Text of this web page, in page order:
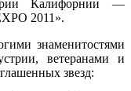
Калифорнии —
2011».
знаменитостями
ветеранами и
звезд: